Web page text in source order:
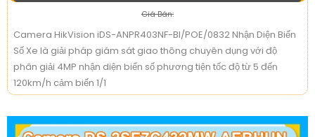
Giá Bán:
Camera HikVision iDS-ANPR403NF-BI/POE/0832 Nhận Diện Biển
Số Xe là giải pháp giám sát giao thông chuyên dụng với độ
phân giải 4MP nhận diện biển số phương tiện tốc độ từ 5 đến
120km/h cảm biến 1/1